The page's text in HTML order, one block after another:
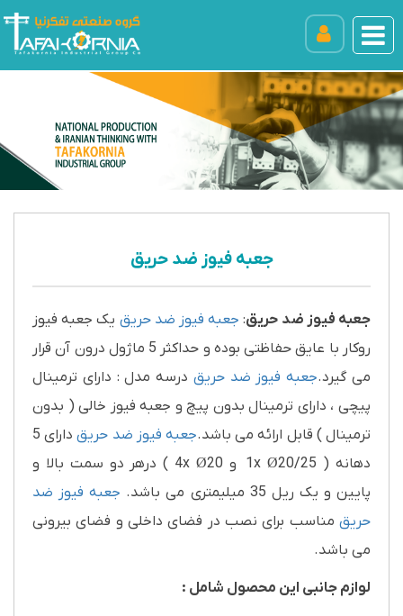
جعبه فیوز ضد حریق
جعبه فیوز ضد حریق: جعبه فیوز ضد حریق یک جعبه فیوز
روکار با عایق حفاظتی بوده و حداکثر 5 ماژول درون آن قرار
می گیرد.جعبه فیوز ضد حریق درسه مدل : دارای ترمینال
پیچی ، دارای ترمینال بدون پیچ و جعبه فیوز خالی ( بدون
ترمینال ) قابل ارائه می باشد.جعبه فیوز ضد حریق
دارای 5
دهانه ( 1x Ø20/25 و 4x Ø20 ) درهر دو سمت بالا و
پایین و یک ریل 35 میلیمتری می باشد.
جعبه فیوز ضد
حریق مناسب برای نصب در فضای داخلی و فضای بیرونی
می باشد.
لوازم جانبی این محصول شامل :